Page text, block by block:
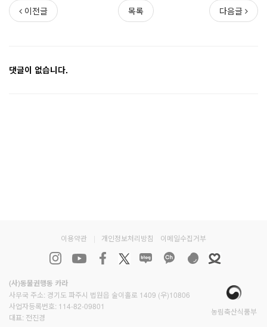
이전글 목록 다음글
댓글이 없습니다.
이용약관 개인정보처리방침 이메일수집거부
(사)동물권행동 카라
사무국 주소: 경기도 파주시 법원읍 술이홀로 1409 (우)10806
사업자등록번호: 114-82-09801
대표: 전진경
농림축산식품부